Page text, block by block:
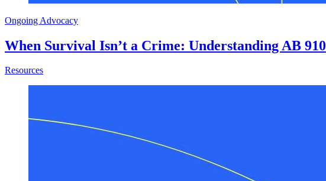
Ongoing Advocacy
When Survival Isn’t a Crime: Understanding AB 910
Resourcesabout When Survival Isn’t a Crime: Understanding AB 910